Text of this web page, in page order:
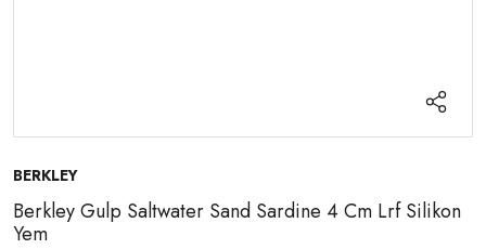
BERKLEY
Berkley Gulp Saltwater Sand Sardine 4 Cm Lrf Silikon
Yem